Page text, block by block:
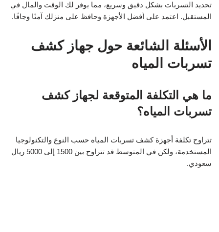
تحديد التسربات بشكل دقيق وسريع، مما يوفر لك الوقت والمال في
المستقبل. اعتمد على أفضل الأجهزة وحافظ على منزلك آمنًا وجافًا.
الأسئلة الشائعة حول جهاز كشف
تسربات المياه
ما هي التكلفة المتوقعة لجهاز كشف
تسربات المياه؟
تتراوح تكلفة أجهزة كشف تسربات المياه حسب النوع والتكنولوجيا
المستخدمة، ولكن في المتوسط قد تتراوح بين 1500 إلى 5000 ريال
سعودي.